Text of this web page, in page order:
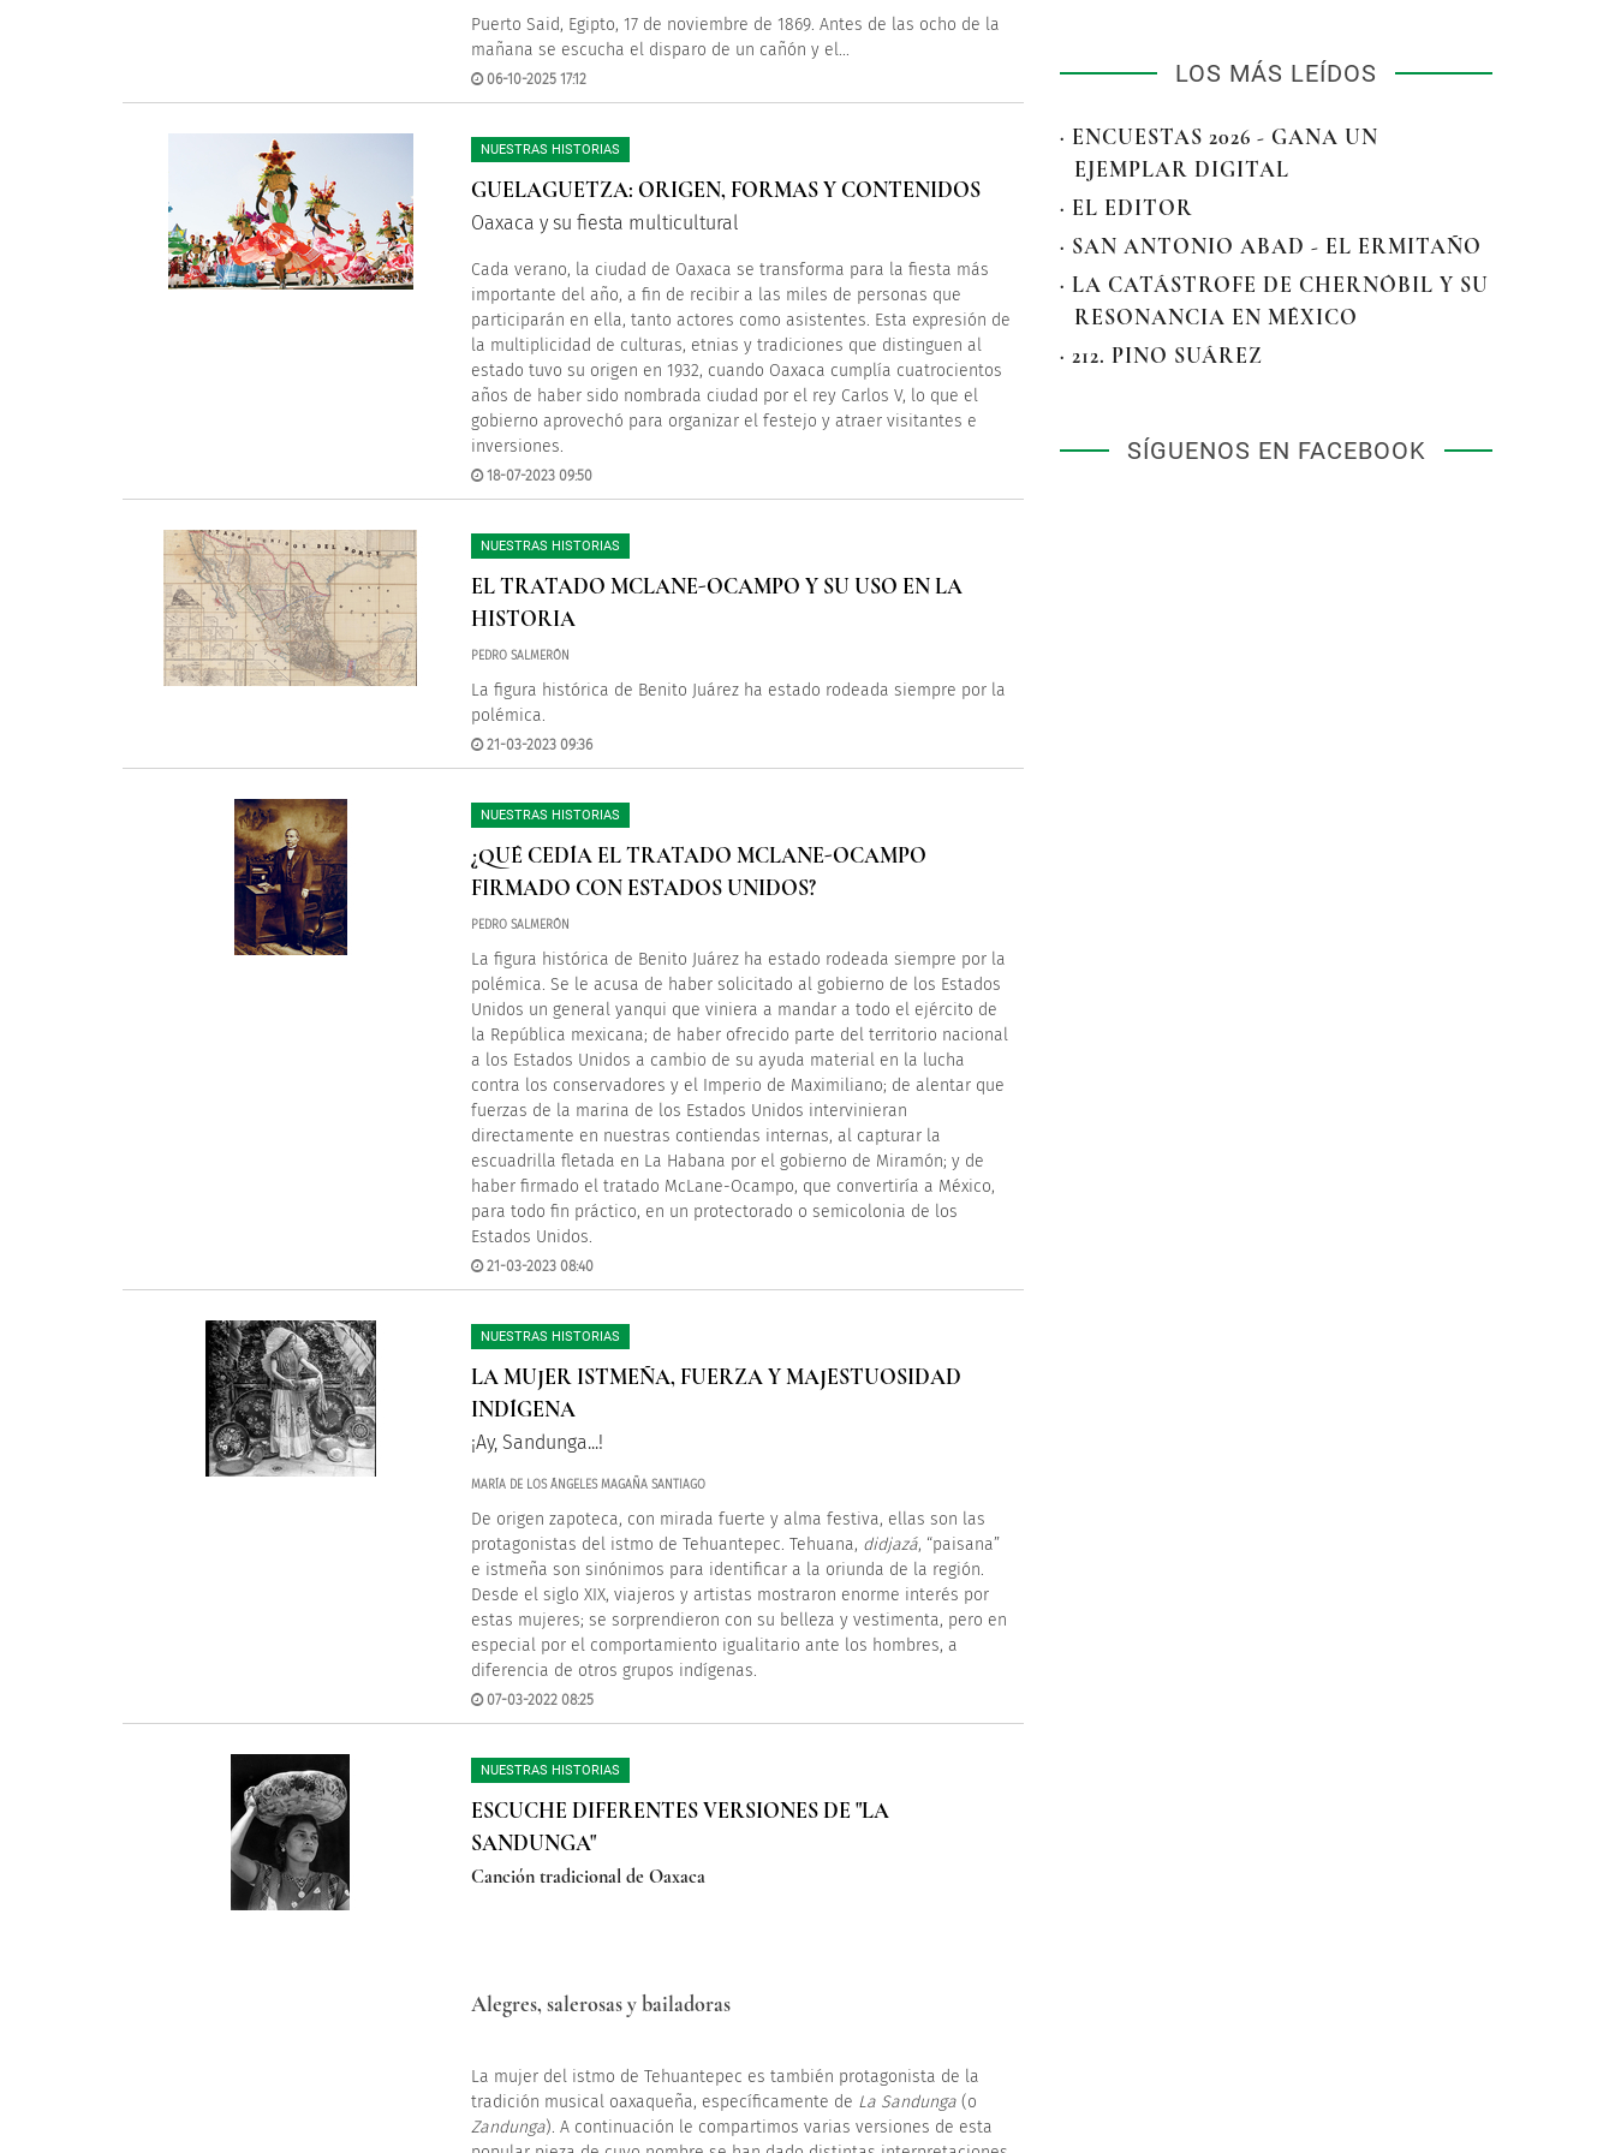
Puerto Said, Egipto, 17 de noviembre de 1869. Antes de las ocho de la
mañana se escucha el disparo de un cañón y el...
06-10-2025 17:12
NUESTRAS HISTORIAS
GUELAGUETZA: ORIGEN, FORMAS Y CONTENIDOS
Oaxaca y su fiesta multicultural
Cada verano, la ciudad de Oaxaca se transforma para la fiesta más
importante del año, a fin de recibir a las miles de personas que
participarán en ella, tanto actores como asistentes. Esta expresión de
la multiplicidad de culturas, etnias y tradiciones que distinguen al
estado tuvo su origen en 1932, cuando Oaxaca cumplía cuatrocientos
años de haber sido nombrada ciudad por el rey Carlos V, lo que el
gobierno aprovechó para organizar el festejo y atraer visitantes e
inversiones.
18-07-2023 09:50
NUESTRAS HISTORIAS
EL TRATADO MCLANE-OCAMPO Y SU USO EN LA
HISTORIA
PEDRO SALMERÓN
La figura histórica de Benito Juárez ha estado rodeada siempre por la
polémica.
21-03-2023 09:36
NUESTRAS HISTORIAS
¿QUÉ CEDÍA EL TRATADO MCLANE-OCAMPO
FIRMADO CON ESTADOS UNIDOS?
PEDRO SALMERÓN
La figura histórica de Benito Juárez ha estado rodeada siempre por la
polémica. Se le acusa de haber solicitado al gobierno de los Estados
Unidos un general yanqui que viniera a mandar a todo el ejército de
la República mexicana; de haber ofrecido parte del territorio nacional
a los Estados Unidos a cambio de su ayuda material en la lucha
contra los conservadores y el Imperio de Maximiliano; de alentar que
fuerzas de la marina de los Estados Unidos intervinieran
directamente en nuestras contiendas internas, al capturar la
escuadrilla fletada en La Habana por el gobierno de Miramón; y de
haber firmado el tratado McLane-Ocampo, que convertiría a México,
para todo fin práctico, en un protectorado o semicolonia de los
Estados Unidos.
21-03-2023 08:40
NUESTRAS HISTORIAS
LA MUJER ISTMEÑA, FUERZA Y MAJESTUOSIDAD
INDÍGENA
¡Ay, Sandunga...!
MARÍA DE LOS ÁNGELES MAGAÑA SANTIAGO
De origen zapoteca, con mirada fuerte y alma festiva, ellas son las
protagonistas del istmo de Tehuantepec. Tehuana, didjazá, “paisana”
e istmeña son sinónimos para identificar a la oriunda de la región.
Desde el siglo XIX, viajeros y artistas mostraron enorme interés por
estas mujeres; se sorprendieron con su belleza y vestimenta, pero en
especial por el comportamiento igualitario ante los hombres, a
diferencia de otros grupos indígenas.
07-03-2022 08:25
NUESTRAS HISTORIAS
ESCUCHE DIFERENTES VERSIONES DE "LA
SANDUNGA"
Canción tradicional de Oaxaca
Alegres, salerosas y bailadoras
La mujer del istmo de Tehuantepec es también protagonista de la
tradición musical oaxaqueña, específicamente de La Sandunga (o
Zandunga). A continuación le compartimos varias versiones de esta
LOS MÁS LEÍDOS
· ENCUESTAS 2026 - GANA UN
EJEMPLAR DIGITAL
· EL EDITOR
· SAN ANTONIO ABAD - EL ERMITAÑO
· LA CATÁSTROFE DE CHERNÓBIL Y SU
RESONANCIA EN MÉXICO
· 212. PINO SUÁREZ
SÍGUENOS EN FACEBOOK